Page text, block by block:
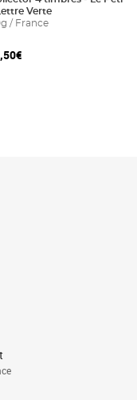
au panier
Verte
/ France
,50€